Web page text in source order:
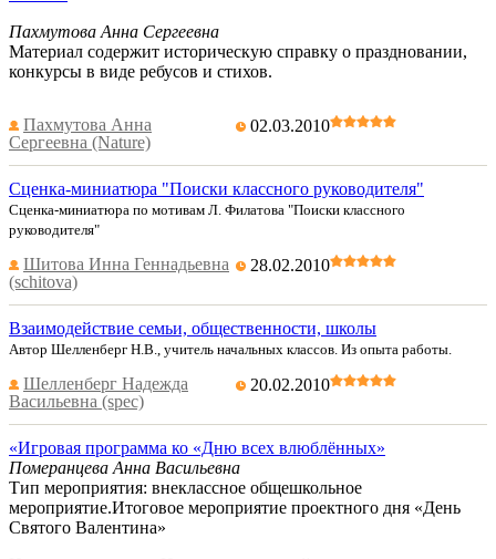
Пахмутова Анна Сергеевна
Материал содержит историческую справку о праздновании,
конкурсы в виде ребусов и стихов.
Пахмутова Анна
Сергеевна (Nature)
02.03.2010
Сценка-миниатюра "Поиски классного руководителя"
Сценка-миниатюра по мотивам Л. Филатова "Поиски классного
руководителя"
Шитова Инна Геннадьевна
(schitova)
28.02.2010
Взаимодействие семьи, общественности, школы
Автор Шелленберг Н.В., учитель начальных классов. Из опыта работы.
Шелленберг Надежда
Васильевна (spec)
20.02.2010
«Игровая программа ко «Дню всех влюблённых»
Померанцева Анна Васильевна
Тип мероприятия: внеклассное общешкольное
мероприятие.Итоговое мероприятие проектного дня «День
Святого Валентина»